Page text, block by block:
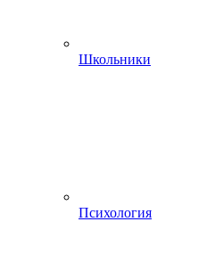
Школьники
Психология